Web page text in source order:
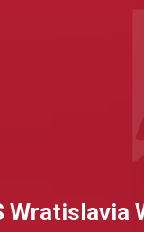
Wratislavia